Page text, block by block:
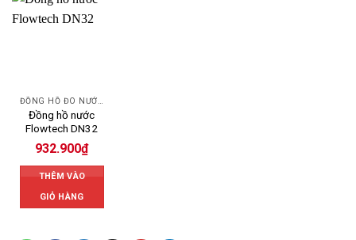
ĐỒNG HỒ ĐO NƯỚC FLOWTECH
Đồng hồ nước
Flowtech DN32
932.900₫
THÊM VÀO
GIỎ HÀNG